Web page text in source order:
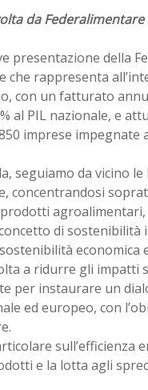
da
presentazione della
che rappresenta
con un fatturato
al PIL nazionale, e
imprese impegnate
seguiamo da vicino
concentrandosi
di
economica
a ridurre gli impatti
per instaurare un
ed europeo, con
sull’efficienza
e la lotta agli